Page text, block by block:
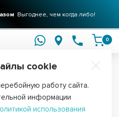
Выгоднее, чем когда либо!
0
Запчасти для фильтров
обратного
cookie
работу сайта.
информации
использования